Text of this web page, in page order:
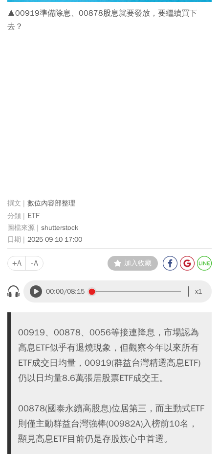
▲00919準備除息、00878股息就要發放，要繼續買下
去？
數位內容部整理
ETF
shutterstock
2025-09-10 17:00
+A -A 加入收藏
00:00/08:15 x1
00919、00878、0056等接連降息，市場認為
高息ETF似乎有退燒現象，但觀察今年以來所有
ETF成交日均量，00919(群益台灣精選高息ETF)
仍以日均量8.6萬張居股票ETF成交王。
00878(國泰永續高股息)位居第三，而主動式ETF
則僅主動群益台灣強棒(00982A)入榜前10名，
顯見高息ETF目前仍是存股族心中首選。